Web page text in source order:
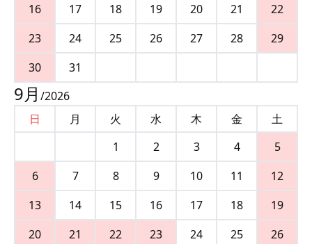
16
17 18 19 20 21
22
23
24 25 26 27 28
29
30
31
9月 /2026
日
月 火 水 木 金
土
1
2 3 4
5
6
7 8 9 10 11
12
13
14 15 16 17 18
19
20
21 22 23 24 25
26